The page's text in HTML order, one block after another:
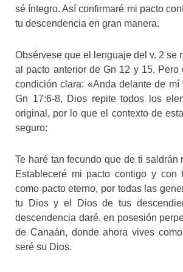
sé íntegro. Así confirmaré mi pacto
tu descendencia en gran manera.
Obsérvese que el lenguaje del v. 2 se
al pacto anterior de Gn 12 y 15. Pero
condición clara: «Anda delante de mí
Gn 17:6-8, Dios repite todos los
original, por lo que el contexto de
seguro:
Te haré tan fecundo que de ti saldrán
Estableceré mi pacto contigo y con
como pacto eterno, por todas las
tu Dios y el Dios de tus
descendencia daré, en posesión
de Canaán, donde ahora vives
seré su Dios.